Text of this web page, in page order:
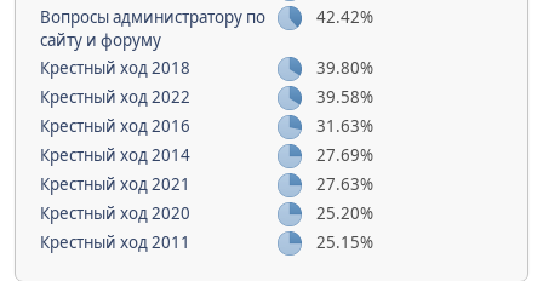
Вопросы администратору по
сайту и форуму
42.42%
Крестный ход 2018
39.80%
Крестный ход 2022
39.58%
Крестный ход 2016
31.63%
Крестный ход 2014
27.69%
Крестный ход 2021
27.63%
Крестный ход 2020
25.20%
Крестный ход 2011
25.15%